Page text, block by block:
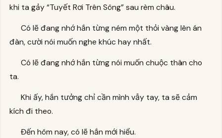
khi ta gảy “Tuyết Rơi Trên Sông” sau rèm châu.
Có lẽ đang nhớ hắn từng ném một thỏi vàng lên án
đàn, cười nói muốn nghe khúc hay nhất.
Có lẽ đang nhớ hắn từng nói muốn chuộc thân cho
ta.
Khi ấy, hắn tưởng chỉ cần mình vẫy tay, ta sẽ cảm
kích đi theo.
Đến hôm nay, có lẽ hắn mới hiểu.